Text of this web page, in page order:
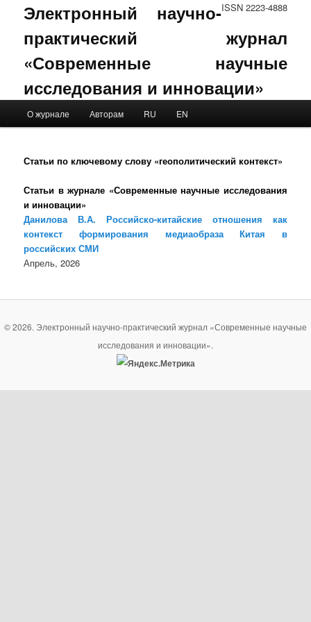
ISSN 2223-4888
Электронный научно-
практический журнал
«Современные научные
исследования и инновации»
Skip to primary content
Skip to secondary content
О журнале Авторам RU EN
Статьи по ключевому слову «геополитический контекст»
Статьи в журнале «Современные научные исследования
и инновации»
Данилова В.А. Российско-китайские отношения как
контекст формирования медиаобраза Китая в
российских СМИ
Апрель, 2026
© 2026. Электронный научно-практический журнал «Современные научные
исследования и инновации».